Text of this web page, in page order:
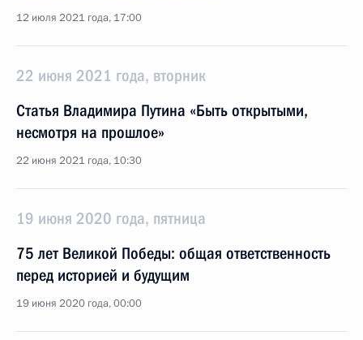
12 июля 2021 года, 17:00
22 июня 2021 года, вторник
Статья Владимира Путина «Быть открытыми,
несмотря на прошлое»
22 июня 2021 года, 10:30
19 июня 2020 года, пятница
75 лет Великой Победы: общая ответственность
перед историей и будущим
19 июня 2020 года, 00:00